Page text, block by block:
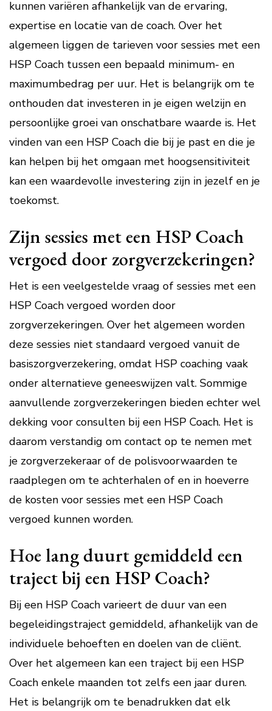
kunnen variëren afhankelijk van de ervaring,
expertise en locatie van de coach. Over het
algemeen liggen de tarieven voor sessies met een
HSP Coach tussen een bepaald minimum- en
maximumbedrag per uur. Het is belangrijk om te
onthouden dat investeren in je eigen welzijn en
persoonlijke groei van onschatbare waarde is. Het
vinden van een HSP Coach die bij je past en die je
kan helpen bij het omgaan met hoogsensitiviteit
kan een waardevolle investering zijn in jezelf en je
toekomst.
Zijn sessies met een HSP Coach
vergoed door zorgverzekeringen?
Het is een veelgestelde vraag of sessies met een
HSP Coach vergoed worden door
zorgverzekeringen. Over het algemeen worden
deze sessies niet standaard vergoed vanuit de
basiszorgverzekering, omdat HSP coaching vaak
onder alternatieve geneeswijzen valt. Sommige
aanvullende zorgverzekeringen bieden echter wel
dekking voor consulten bij een HSP Coach. Het is
daarom verstandig om contact op te nemen met
je zorgverzekeraar of de polisvoorwaarden te
raadplegen om te achterhalen of en in hoeverre
de kosten voor sessies met een HSP Coach
vergoed kunnen worden.
Hoe lang duurt gemiddeld een
traject bij een HSP Coach?
Bij een HSP Coach varieert de duur van een
begeleidingstraject gemiddeld, afhankelijk van de
individuele behoeften en doelen van de cliënt.
Over het algemeen kan een traject bij een HSP
Coach enkele maanden tot zelfs een jaar duren.
Het is belangrijk om te benadrukken dat elk